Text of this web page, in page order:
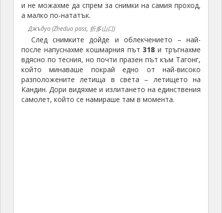
и не можахме да спрем за снимки на самия проход,
а малко по-нататък.
Джъдуо (Zheduo pass, 折多山口)
След снимките дойде и облекчението – най-
после напуснахме кошмарния път318 и тръгнахме
вдясно по тесния, но почти празен път към Тагонг,
който минаваше покрай едно от най-високо
разположените летища в света – летището на
Кандин. Дори видяхме и излитането на единствения
самолет, който се намираше там в момента.